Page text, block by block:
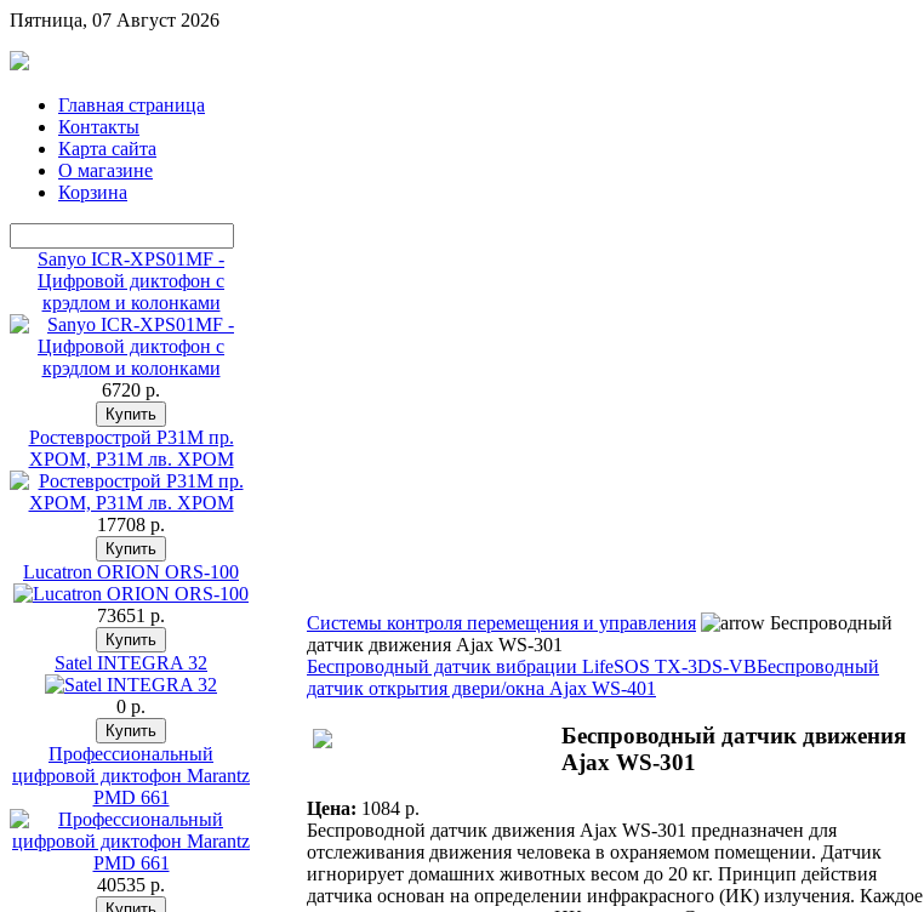
Пятница, 07 Август 2026
Главная страница
Контакты
Карта сайта
О магазине
Корзина
Sanyo ICR-XPS01MF -
Цифровой диктофон с
крэдлом и колонками
6720 p.
Ростеврострой Р31М пр.
ХРОМ, Р31М лв. ХРОМ
17708 p.
Lucatron ORION ORS-100
73651 p.
Satel INTEGRA 32
0 p.
Профессиональный
цифровой диктофон Marantz
PMD 661
40535 p.
Системы контроля перемещения и управления
Беспроводный
датчик движения Ajax WS-301
Беспроводный датчик вибрации LifeSOS TX-3DS-VBБеспроводный
датчик открытия двери/окна Ajax WS-401
Беспроводный датчик движения
Ajax WS-301
Цена: 1084 p.
Беспроводной датчик движения Ajax WS-301 предназначен для
отслеживания движения человека в охраняемом помещении. Датчик
игнорирует домашних животных весом до 20 кг. Принцип действия
датчика основан на определении инфракрасного (ИК) излучения. Каждое